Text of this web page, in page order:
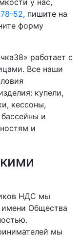
у нас,
52, пишите на
форму
работает с
Все наши
купели,
кессоны,
и
и
НДС мы
имени Общества
мы